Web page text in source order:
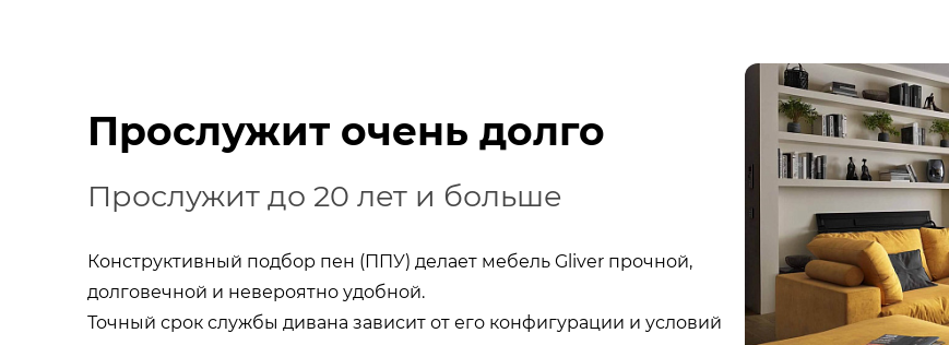
Прослужит очень долго
Прослужит до 20 лет и больше
Конструктивный подбор пен (ППУ) делает мебель Gliver прочной,
долговечной и невероятно удобной.
Точный срок службы дивана зависит от его конфигурации и условий